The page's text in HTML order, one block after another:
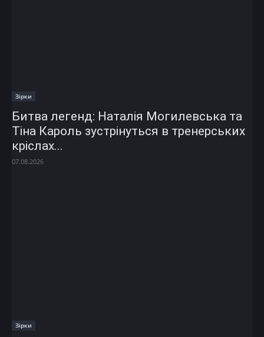
Зірки
Битва легенд: Наталія Могилевська та
Тіна Кароль зустрінуться в тренерських
кріслах...
07.08.2026
Зірки